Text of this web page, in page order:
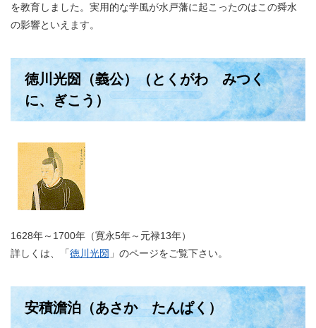
を教育しました。実用的な学風が水戸藩に起こったのはこの舜水
の影響といえます。
徳川光圀（義公）（とくがわ みつく
に、ぎこう）
1628年～1700年（寛永5年～元禄13年）
詳しくは、「徳川光圀 」のページをご覧下さい。
安積澹泊（あさか たんぱく）